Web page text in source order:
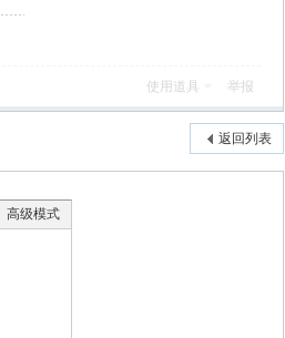
使用道具 举报
返回列表
高级模式